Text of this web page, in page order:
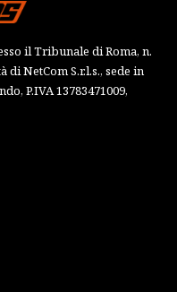
il Tribunale di Roma, n.
di NetCom S.r.l.s., sede in
P.IVA 13783471009,